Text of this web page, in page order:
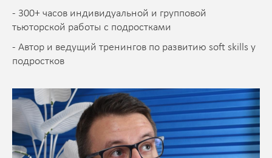
- 300+ часов индивидуальной и групповой
тьюторской работы с подростками
- Автор и ведущий тренингов по развитию soft skills у
подростков